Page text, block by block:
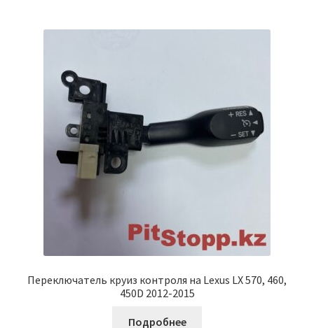
Переключатель круиз контроля на Lexus LX 570, 460,
450D 2012-2015
Подробнее